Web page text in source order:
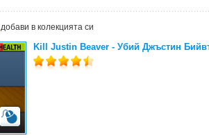
добави в колекцията си
Kill Justin Beaver - Убий Джъстин